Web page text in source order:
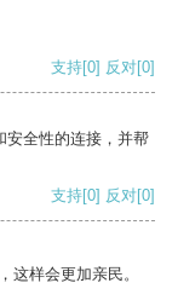
支持[0] 反对[0]
安全性的连接，并帮
支持[0] 反对[0]
这样会更加亲民。